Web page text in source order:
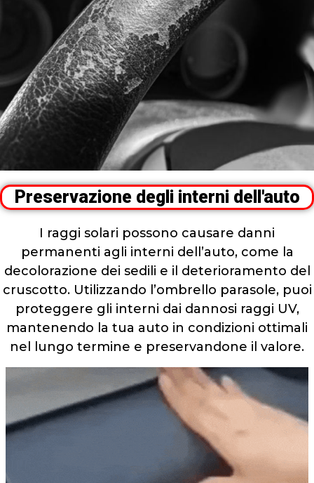
Preservazione degli interni dell'auto
I raggi solari possono causare danni
permanenti agli interni dell’auto, come la
decolorazione dei sedili e il deterioramento del
cruscotto. Utilizzando l’ombrello parasole, puoi
proteggere gli interni dai dannosi raggi UV,
mantenendo la tua auto in condizioni ottimali
nel lungo termine e preservandone il valore.